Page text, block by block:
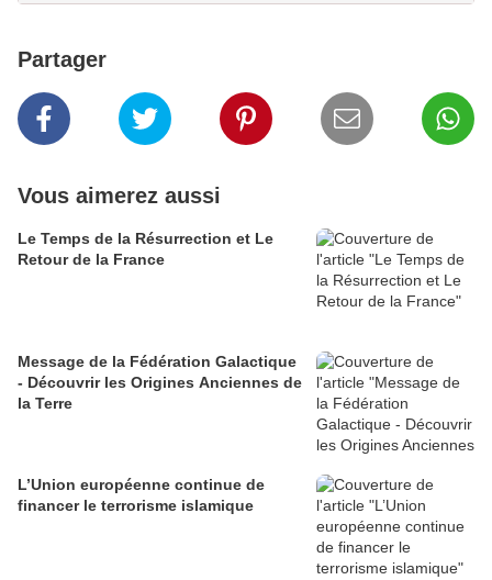
Partager
Vous aimerez aussi
Le Temps de la Résurrection et Le
Retour de la France
Message de la Fédération Galactique
- Découvrir les Origines Anciennes de
la Terre
L’Union européenne continue de
financer le terrorisme islamique